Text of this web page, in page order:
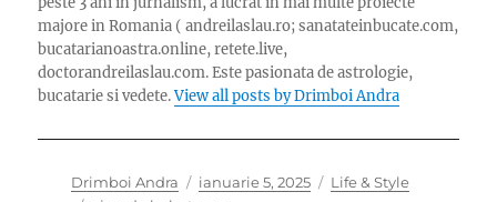
majore in Romania ( andreilaslau.ro; sanatateinbucate.com,
bucatarianoastra.online, retete.live,
doctorandreilaslau.com. Este pasionata de astrologie,
bucatarie si vedete.View all posts by Drimboi Andra
Author
Drimboi Andra
Posted
ianuarie 5, 2025 Categories
Life & Style